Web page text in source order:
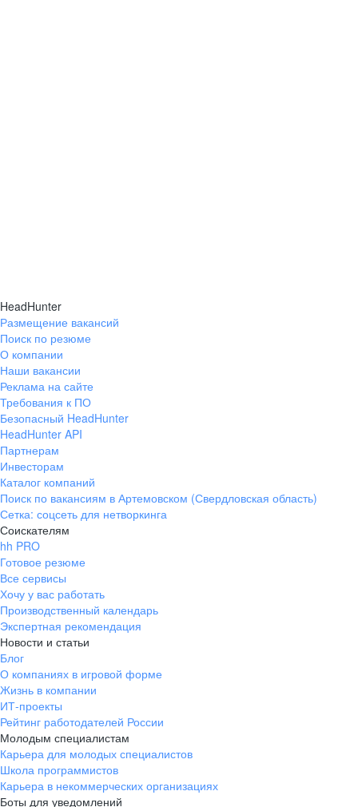
HeadHunter
Размещение вакансий
Поиск по резюме
О компании
Наши вакансии
Реклама на сайте
Требования к ПО
Безопасный HeadHunter
HeadHunter API
Партнерам
Инвесторам
Каталог компаний
Поиск по вакансиям в Артемовском (Свердловская область)
Сетка: соцсеть для нетворкинга
Соискателям
hh PRO
Готовое резюме
Все сервисы
Хочу у вас работать
Производственный календарь
Экспертная рекомендация
Новости и статьи
Блог
О компаниях в игровой форме
Жизнь в компании
ИТ-проекты
Рейтинг работодателей России
Молодым специалистам
Карьера для молодых специалистов
Школа программистов
Карьера в некоммерческих организациях
Боты для уведомлений